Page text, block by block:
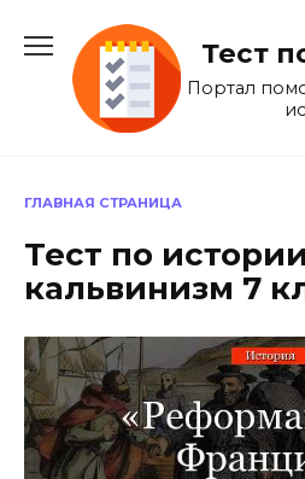
содержанию
Тест
Портал
ГЛАВНАЯ СТРАНИЦА
Тест по истории
кальвинизм 7